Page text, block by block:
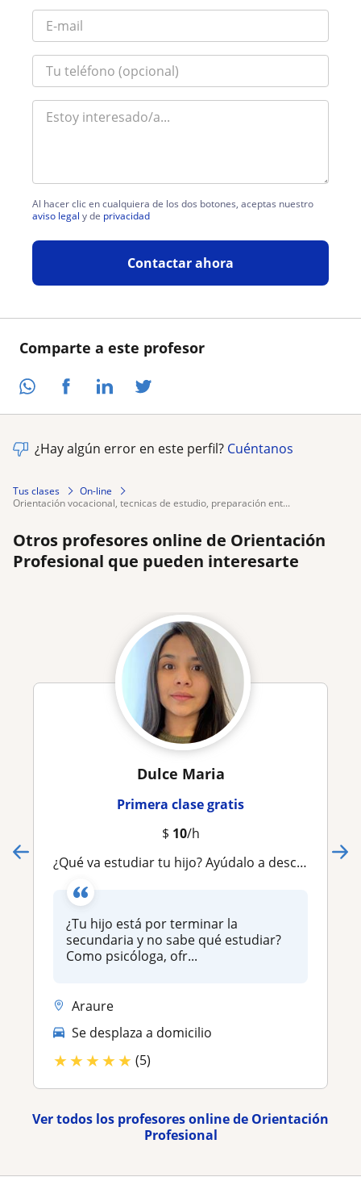
Comparte a este profesor
Al hacer clic en cualquiera de los dos botones, aceptas nuestro
aviso legal y de privacidad
Contactar ahora
¿Hay algún error en este perfil? Cuéntanos
Tus clases
On-line
orientación vocacional, tecnicas de estudio, preparación ent...
Otros profesores online de Orientación
Profesional que pueden interesarte
Dulce Maria
Primera clase gratis
$ 10/h
¿Qué va estudiar tu hijo? Ayúdalo a descubrir su vocación sin miedo a equivocarse
¿Tu hijo está por terminar la
secundaria y no sabe qué estudiar?
Como psicóloga, ofr...
Araure
Se desplaza a domicilio
★★★★★ (5)
Ver todos los profesores online de Orientación
Profesional